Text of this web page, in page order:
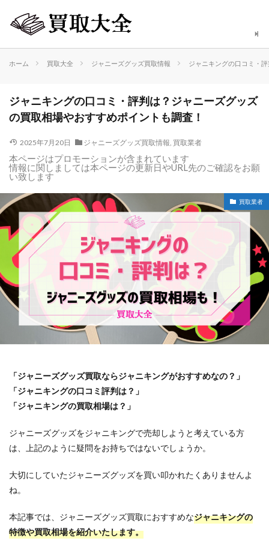
ホーム 買取大全 ジャニーズグッズ買取情報 ジャニキングの口コミ・
ジャニキングの口コミ・評判は？ジャニーズグッズ
の買取相場やおすすめポイントも調査！
2025年7月20日 ジャニーズグッズ買取情報, 買取業者
本ページはプロモーションが含まれています
情報に関しましては本ページの更新日やURL先のご確認をお願
い致します
買取業者
「ジャニーズグッズ買取ならジャニキングがおすすめなの？」
「ジャニキングの口コミ評判は？」
「ジャニキングの買取相場は？」
ジャニーズグッズをジャニキングで売却しようと考えている方
は、上記のように疑問をお持ちではないでしょうか。
大切にしていたジャニーズグッズを買い叩かれたくありませんよ
ね。
本記事では、ジャニーズグッズ買取におすすめなジャニキングの
特徴や買取相場を紹介いたします。